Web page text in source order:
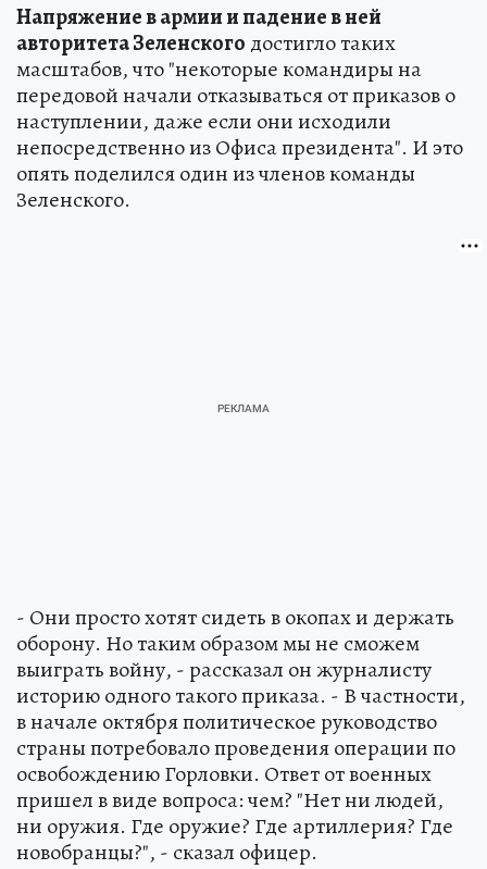
Напряжение в армии и падение в ней
авторитета Зеленского достигло таких
масштабов, что "некоторые командиры на
передовой начали отказываться от приказов о
наступлении, даже если они исходили
непосредственно из Офиса президента". И это
опять поделился один из членов команды
Зеленского.
- Они просто хотят сидеть в окопах и держать
оборону. Но таким образом мы не сможем
выиграть войну, - рассказал он журналисту
историю одного такого приказа. - В частности,
в начале октября политическое руководство
страны потребовало проведения операции по
освобождению Горловки. Ответ от военных
пришел в виде вопроса: чем? "Нет ни людей,
ни оружия. Где оружие? Где артиллерия? Где
новобранцы?", - сказал офицер.